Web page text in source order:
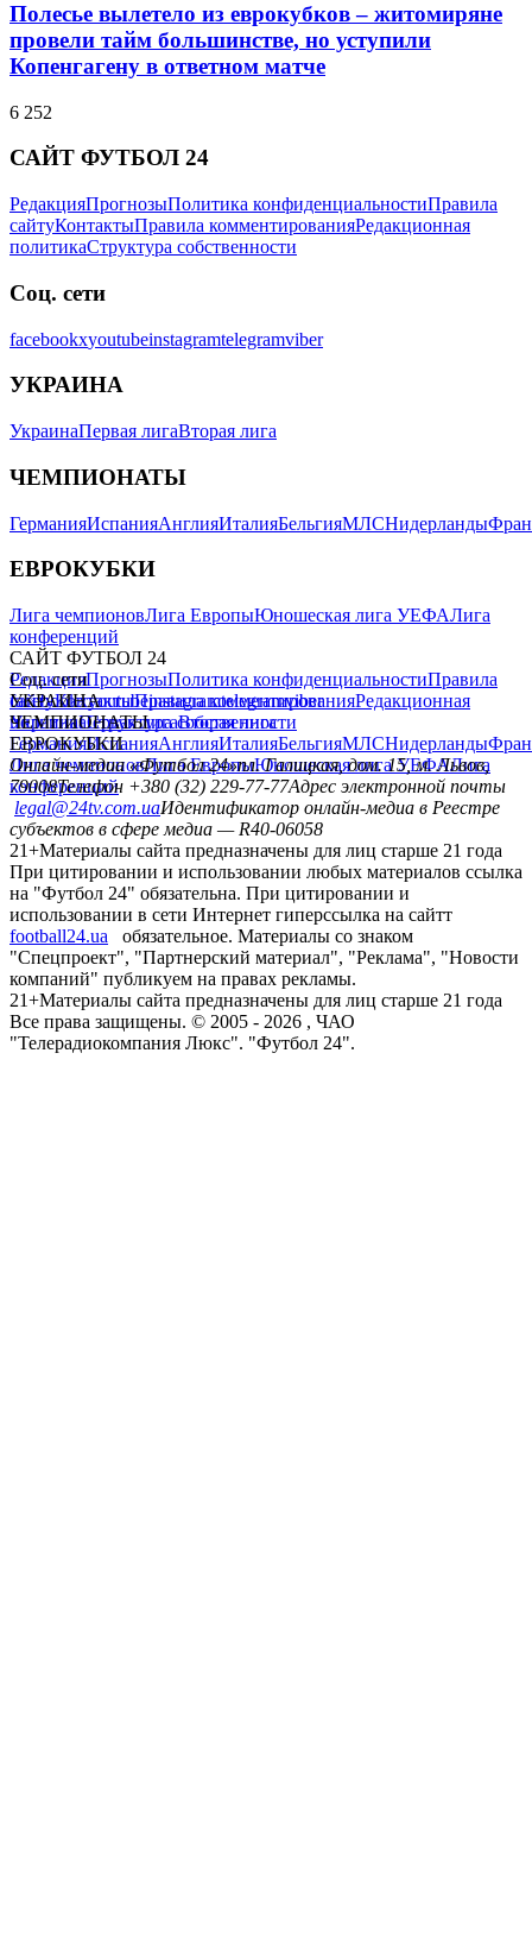
Полесье вылетело из еврокубков – житомиряне
провели тайм большинстве, но уступили
Копенгагену в ответном матче
6 252
САЙТ ФУТБОЛ 24
РедакцияПрогнозыПолитика конфиденциальностиПравила
сайтуКонтактыПравила комментированияРедакционная
политикаСтруктура собственности
Соц. сети
facebookxyoutubeinstagramtelegramviber
УКРАИНА
УкраинаПервая лигаВторая лига
ЧЕМПИОНАТЫ
ГерманияИспанияАнглияИталияБельгияМЛСНидерланды
ЕВРОКУБКИ
Лига чемпионовЛига ЕвропыЮношеская лига УЕФАЛига
конференций
САЙТ ФУТБОЛ 24
РедакцияПрогнозыПолитика конфиденциальностиПравила
сайтуКонтактыПравила комментированияРедакционная
политикаСтруктура собственности
Соц. сети
facebookxyoutubeinstagramtelegramviber
УКРАИНА
УкраинаПервая лигаВторая лига
ЧЕМПИОНАТЫ
ГерманияИспанияАнглияИталияБельгияМЛСНидерланды
ЕВРОКУБКИ
Лига чемпионовЛига ЕвропыЮношеская лига УЕФАЛига
конференций
Онлайн-медиа «Футбол 24»пл. Галицкая, дом. 15, м. Львов,
79008Телефон +380 (32) 229-77-77Адрес электронной почты
legal@24tv.com.uaИдентификатор онлайн-медиа в Реестре
субъектов в сфере медиа — R40-06058
21+Материалы сайта предназначены для лиц старше 21 года
При цитировании и использовании любых материалов ссылка
на "Футбол 24" обязательна. При цитировании и
использовании в сети Интернет гиперссылка на сайтт
football24.ua
обязательное. Материалы со знаком
"Спецпроект", "Партнерский материал", "Реклама", "Новости
компаний" публикуем на правах рекламы.
21+Материалы сайта предназначены для лиц старше 21 года
Все права защищены. © 2005 - 2026 , ЧАО
"Телерадиокомпания Люкс". "Футбол 24".